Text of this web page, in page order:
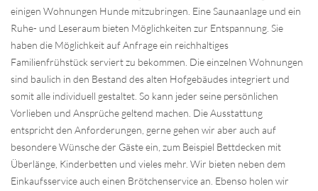
einigen Wohnungen Hunde mitzubringen. Eine Saunaanlage und ein
Ruhe- und Leseraum bieten Möglichkeiten zur Entspannung. Sie
haben die Möglichkeit auf Anfrage ein reichhaltiges
Familienfrühstück serviert zu bekommen. Die einzelnen Wohnungen
sind baulich in den Bestand des alten Hofgebäudes integriert und
somit alle individuell gestaltet. So kann jeder seine persönlichen
Vorlieben und Ansprüche geltend machen. Die Ausstattung
entspricht den Anforderungen, gerne gehen wir aber auch auf
besondere Wünsche der Gäste ein, zum Beispiel Bettdecken mit
Überlänge, Kinderbetten und vieles mehr. Wir bieten neben dem
Einkaufsservice auch einen Brötchenservice an. Ebenso holen wir